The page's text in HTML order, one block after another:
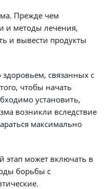
Прежде чем
и методы лечения,
и вывести продукты
здоровьем, связанных с
чтобы начать
установить,
возникли вследствие
максимально
этап может включать в
борьбы с